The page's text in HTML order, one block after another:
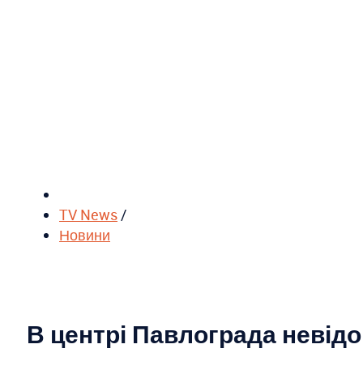
TV News /
Новини
В центрі Павлограда